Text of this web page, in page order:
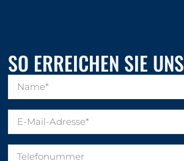
SO ERREICHEN SIE UNS